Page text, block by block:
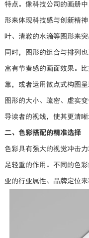
特点。像科技公司的画册
形来体现科技感与创新精
叶、清澈的水滴等图形来突
同时，图形的组合与排列
富有节奏感的画面效果。
靠，或者运用散点式构图
图形的大小、疏密、虚实
导读者的视线，使其更清
二、色彩搭配的精准选择
色彩具有强大的视觉冲击
足轻重的作用。不同的色
业的行业属性、品牌定位来